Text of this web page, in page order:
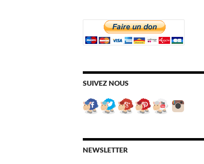
SUIVEZ NOUS
NEWSLETTER